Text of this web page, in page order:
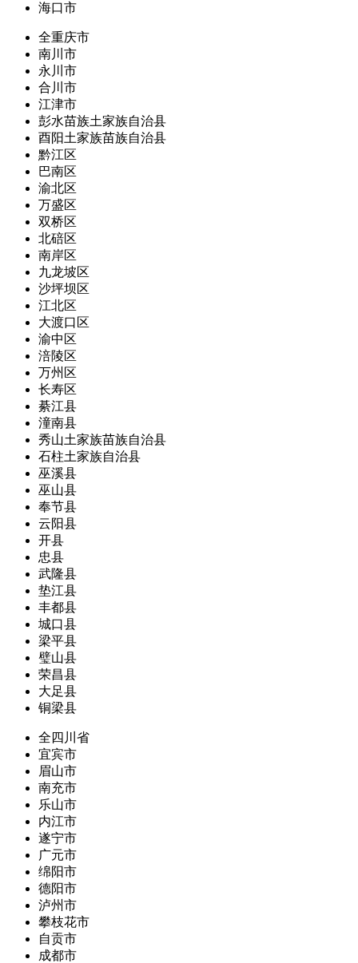
海口市
全重庆市
南川市
永川市
合川市
江津市
彭水苗族土家族自治县
酉阳土家族苗族自治县
黔江区
巴南区
渝北区
万盛区
双桥区
北碚区
南岸区
九龙坡区
沙坪坝区
江北区
大渡口区
渝中区
涪陵区
万州区
长寿区
綦江县
潼南县
秀山土家族苗族自治县
石柱土家族自治县
巫溪县
巫山县
奉节县
云阳县
开县
忠县
武隆县
垫江县
丰都县
城口县
梁平县
璧山县
荣昌县
大足县
铜梁县
全四川省
宜宾市
眉山市
南充市
乐山市
内江市
遂宁市
广元市
绵阳市
德阳市
泸州市
攀枝花市
自贡市
成都市